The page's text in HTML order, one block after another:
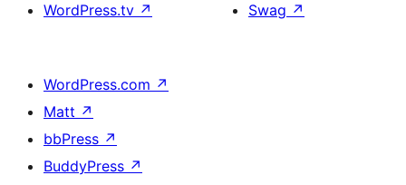
WordPress.tv ↗
Swag ↗
WordPress.com ↗
Matt ↗
bbPress ↗
BuddyPress ↗